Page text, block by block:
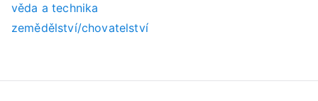
věda a technika
zemědělství/chovatelství